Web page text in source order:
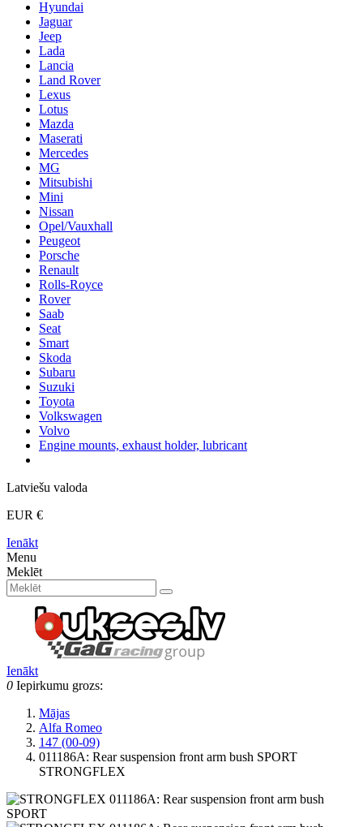
Hyundai
Jaguar
Jeep
Lada
Lancia
Land Rover
Lexus
Lotus
Mazda
Maserati
Mercedes
MG
Mitsubishi
Mini
Nissan
Opel/Vauxhall
Peugeot
Porsche
Renault
Rolls-Royce
Rover
Saab
Seat
Smart
Skoda
Subaru
Suzuki
Toyota
Volkswagen
Volvo
Engine mounts, exhaust holder, lubricant
Latviešu valoda
EUR €
Ienākt
Menu
Meklēt
Ienākt
0 Iepirkumu grozs:
Mājas
Alfa Romeo
147 (00-09)
011186A: Rear suspension front arm bush SPORT
STRONGFLEX